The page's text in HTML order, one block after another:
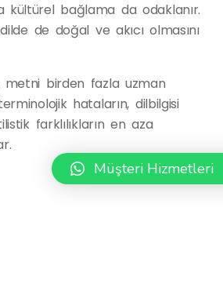
kültürel bağlama da odaklanır.
de doğal ve akıcı olmasını
metni birden fazla uzman
hataların, dilbilgisi
farklılıkların en aza
Müşteri Hizmetleri